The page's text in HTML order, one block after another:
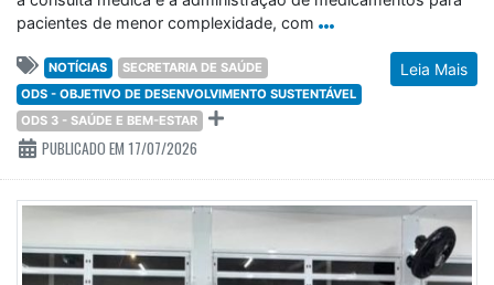
pacientes de menor complexidade, com
Leia Mais
NOTÍCIAS
SECRETARIA DE SAÚDE
ODS - OBJETIVO DE DESENVOLVIMENTO SUSTENTÁVEL
ODS 3 - SAÚDE E BEM-ESTAR
PUBLICADO EM 17/07/2026